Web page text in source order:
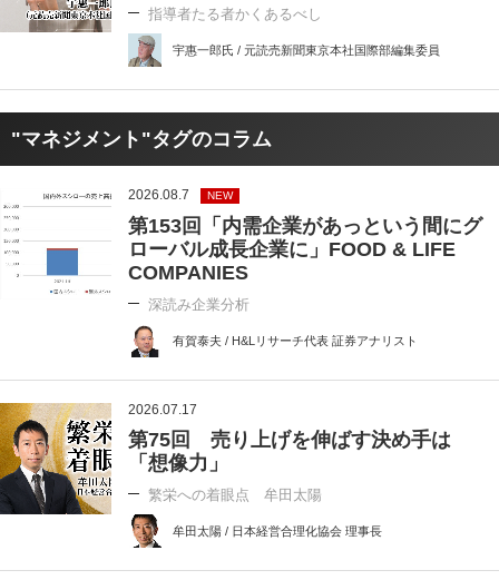
指導者たる者かくあるべし
宇惠一郎氏 / 元読売新聞東京本社国際部編集委員
"マネジメント"タグのコラム
2026.08.7 NEW
第153回「内需企業があっという間にグ
ローバル成長企業に」FOOD & LIFE
COMPANIES
深読み企業分析
有賀泰夫 / H&Lリサーチ代表 証券アナリスト
2026.07.17
第75回 売り上げを伸ばす決め手は
「想像力」
繁栄への着眼点 牟田太陽
牟田太陽 / 日本経営合理化協会 理事長